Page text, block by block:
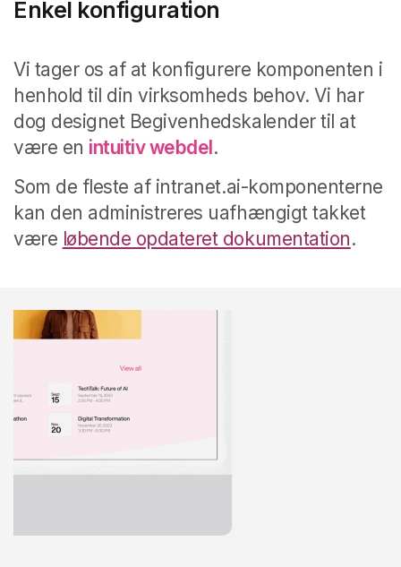
Enkel konfiguration
Vi tager os af at konfigurere komponenten i
henhold til din virksomheds behov. Vi har
dog designet Begivenhedskalender til at
være en intuitiv webdel.
Som de fleste af intranet.ai-komponenterne
kan den administreres uafhængigt takket
være løbende opdateret dokumentation.